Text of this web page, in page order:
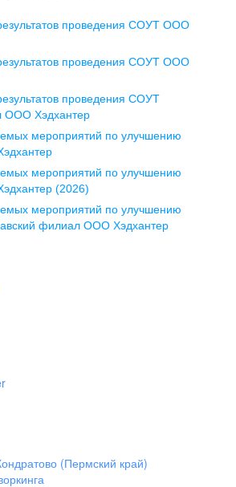
д. 10,
2А, этаж 3,
20,
7 этаж,
проведения СОУТ ООО
проведения СОУТ ООО
проведения СОУТ
ООО Хэдхантер
мероприятий по улучшению
мероприятий по улучшению
(2026)
мероприятий по улучшению
филиал ООО Хэдхантер
(Пермский край)